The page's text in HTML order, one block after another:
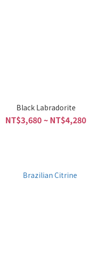
Black Labradorite
NT$3,680 ~ NT$4,280